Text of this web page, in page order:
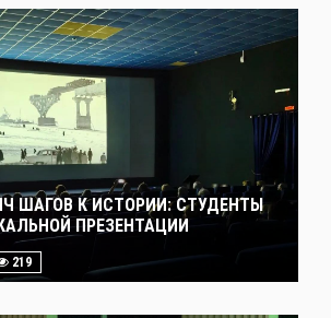
ШАГОВ К ИСТОРИИ: СТУДЕНТЫ
ПРЕЗЕНТАЦИИ
219